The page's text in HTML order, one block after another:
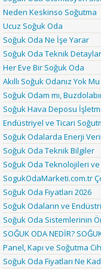
Neden Keskinso Soğutma
Ucuz Soğuk Oda
Soğuk Oda Ne İşe Yarar
Soğuk Oda Teknik Detaylar
Her Eve Bir Soğuk Oda
Akıllı Soğuk Odanız Yok Mu
Soğuk Odam mı,
Soğuk Hava Deposu
Endüstriyel ve Ticari
Soğuk Odalarda Enerji
Soğuk Oda Teknik Bilgiler
Soğuk Oda Teknolojileri
SogukOdaMarketi.com.tr
Soğuk Oda Fiyatları 2026
Soğuk Odaların ve
Soğuk Oda Sistemlerinin
SOĞUK ODA NEDİR?
Panel, Kapı ve Soğutma
Soğuk Oda Fiyatları Ne